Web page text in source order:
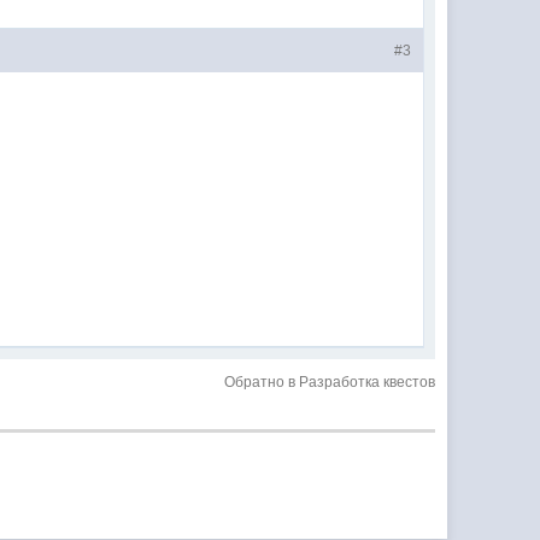
#3
Обратно в Разработка квестов